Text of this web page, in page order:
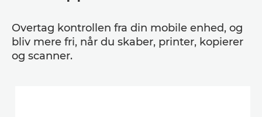
Overtag kontrollen fra din mobile enhed, og
bliv mere fri, når du skaber, printer, kopierer
og scanner.